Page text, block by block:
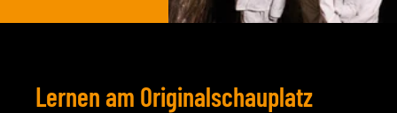
Lernen am Originalschauplatz